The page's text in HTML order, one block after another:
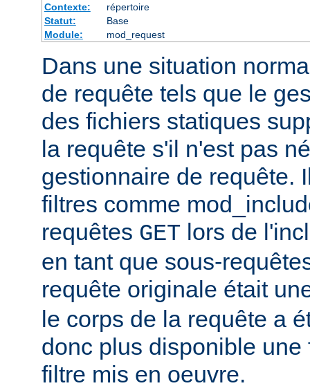
Contexte:
répertoire
Statut:
Base
Module:
mod_request
Dans une situation
de requête tels que le
des fichiers statiques
la requête s'il n'est pas
gestionnaire de requête.
filtres comme
requêtes GET lors de
en tant que sous-
requête originale était
le corps de la requête a
donc plus disponible
filtre mis en oeuvre.